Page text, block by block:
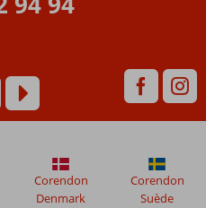
Corendon
Denmark
Corendon
Suède